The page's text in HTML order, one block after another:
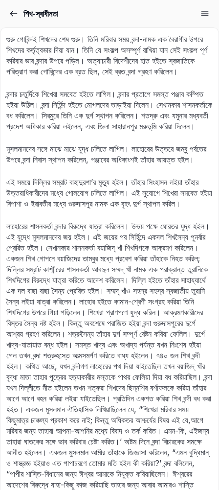
শিখ-স্বাধীনতা
গুরু গোবিন্দই শিখদের শেষ গুরু। তিনি মরিবার সময় বন্দা-নামক এক বৈরাগীর উপরে
শিখদের কর্তৃত্বভার দিয়া যান। তিনি যে সংকল্প অসম্পূর্ণ রাখিয়া যান সেই সংকল্প পূর্ণ
করিবার ভার বন্দার উপরে পড়িল। অত্যাচারী বিদেশীদের হাত হইতে স্বজাতিকে
পরিত্রাণ করা গোবিন্দের এক ব্রত ছিল, সেই ব্রত বন্দা গ্রহণ করিলেন।
বন্দার চতুর্দিকে শিখেরা সমবেত হইতে লাগিল। বন্দার প্রতাপে সমস্ত পঞ্জাব কম্পিত
হইয়া উঠিল। বন্দা সির্হিন্দ হইতে মোগলদের তাড়াইয়া দিলেন। সেখানকার শাসনকর্তাকে
বধ করিলেন। সির্‌মুরে তিনি এক দুর্গ স্থাপন করিলেন। শতদ্রু এবং যমুনার মধ্যবর্তী
প্রদেশ অধিকার করিয়া লইলেন, এবং জিলা সাহারানপুর মরুভূমি করিয়া দিলেন।
মুসলমানদের সঙ্গে মাঝে মাঝে যুদ্ধ চলিতে লাগিল। লাহোরের উত্তরে জম্বু পর্বতের
উপরে বন্দা নিবাস স্থাপন করিলেন, পঞ্জাবের অধিকাংশই তাঁহার আয়ত্ত হইল।
এই সময়ে দিল্লির সম্রাট বাহাদুরশা’র মৃত্যু হইল। তাঁহার সিংহাসন লইয়া তাঁহার
উত্তরাধিকারীদের মধ্যে গোলযোগ চলিতে লাগিল। এই সুযোগে শিখেরা সমবেত হইয়া
বিপাশা ও ইরাবতীর মধ্যে গুরুদাসপুর নামক এক বৃহৎ দুর্গ স্থাপন করিল।
লাহোরের শাসনকর্তা বন্দার বিরুদ্ধে যাত্রা করিলেন। উভয় পক্ষে ঘোরতর যুদ্ধ হইল।
এই যুদ্ধে মুসলমানদের জয় হইল। এই জয়ের পর সির্হিন্দে একদল শিখসৈন্য পুনর্বার
প্রেরিত হইল। সেখানকার শাসনকর্তা বয়াজিদ্‌ খাঁ শিখদিগকে আক্রমণ করিলেন।
একজন শিখ গোপনে বয়াজিদের তাম্বুর মধ্যে প্রবেশ করিয়া তাঁহাকে নিহত করিল;
দিল্লির সম্রাট কাশ্মীরের শাসনকর্তা আবদুল সম্মদ্‌ খাঁ নামক এক পরাক্রান্ত তুরানিকে
শিখদিগের বিরুদ্ধে যাত্রা করিতে আদেশ করিলেন। দিল্লি হইতে তাঁহার সাহায্যার্থে
এক দল বাছা বাছা সৈন্য প্রেরিত হইল। সম্মদ্‌ খাঁও সহস্র সহস্র স্বজাতীয় তুরানি
সৈন্য লইয়া যাত্রা করিলেন। লাহোর হইতে কামান-শ্রেণী সংগ্রহ করিয়া তিনি
শিখদিগের উপরে গিয়া পড়িলেন। শিখেরা প্রাণপণে যুদ্ধ করিল। আক্রমণকারীদের
বিস্তর সৈন্য নষ্ট হইল। কিন্তু অবশেষে পরাজিত হইয়া বন্দা গুরুদাসপুরের দুর্গে
আশ্রয় গ্রহণ করিলেন। শত্রুসৈন্য তাঁহার দুর্গ সম্পূর্ণ বেষ্টন করিয়া ফেলিল। দুর্গে
খাদ্য-যাতায়াত বন্ধ হইল। সমস্ত খাদ্য এবং অখাদ্য পর্যন্ত যখন নিঃশেষ হইয়া
গেল তখন বন্দা শত্রুহস্তে আত্মসমর্পণ করিতে বাধ্য হইলেন। ৭৪০ জন শিখ বন্দী
হইল। কথিত আছে, যখন বন্দীগণ লাহোরের পথ দিয়া যাইতেছিল তখন বয়াজিদ্‌ খাঁর
বৃদ্ধা মাতা তাহার পুত্রের হত্যাকারীর মস্তকে পাথর ফেলিয়া দিয়া বধ করিয়াছিল। বন্দা
যখন দিল্লীতে নীত হইলেন তখন শত্রুরা শিখদের ছিন্নশির বর্শাফলকে করিয়া তাঁহার
আগে আগে বহন করিয়া লইয়া যাইতেছিল। প্রতিদিন একশত করিয়া শিখ বন্দী বধ করা
হইত। একজন মুসলমান ঐতিহাসিক লিখিয়াছিলেন যে, “শিখেরা মরিবার সময়
কিছুমাত্র চাঞ্চল্য প্রকাশ করে নাই; কিন্তু অধিকতর আশ্চর্যের বিষয় এই যে,আগে
মরিবার জন্য তাহারা আপনা-আপনির মধ্যে বিবাদ ও তর্ক করিত। এমন-কি, এইজন্য
তাহারা ঘাতকের সঙ্গে ভাব করিবার চেষ্টা করিত।’ অষ্টম দিনে বন্দা বিচারকের সমক্ষে
আনীত হইলেন। একজন মুসলমান আমীর তাঁহাকে জিজ্ঞাসা করিলেন, “এমন বুদ্ধিমান্‌
ও শাস্ত্রজ্ঞ হইয়াও এত পাপাচরণে তোমার মতি হইল কী করিয়া?’ বন্দা বলিলেন,
“পাপীর শাস্তি-বিধানের জন্য ঈশ্বর আমাকে নিযুক্ত করিয়াছিলেন। ঈশ্বরের
আদেশের বিরুদ্ধে যাহা-কিছু কাজ করিয়াছি তাহার জন্য আবার আমারও শাস্তি
Sign in
Don’t have an account? Sign up